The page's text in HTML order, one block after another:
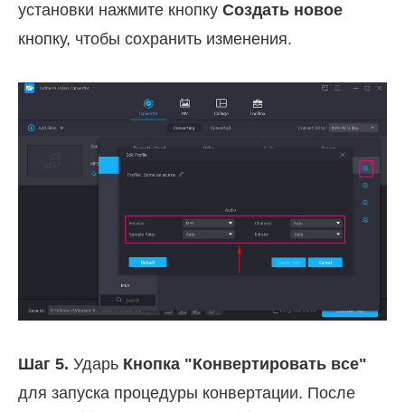
установки нажмите кнопку Создать новое
кнопку, чтобы сохранить изменения.
Шаг 5. Ударь Кнопка "Конвертировать все"
для запуска процедуры конвертации. После